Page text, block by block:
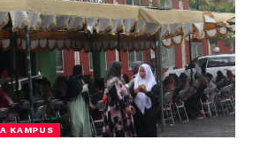
KAMPUS